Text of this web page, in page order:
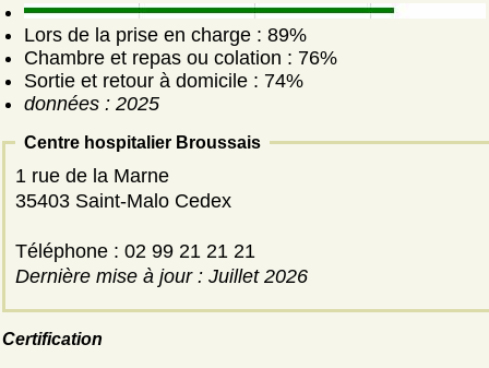
Lors de la prise en charge : 89%
Chambre et repas ou colation : 76%
Sortie et retour à domicile : 74%
données : 2025
Centre hospitalier Broussais
1 rue de la Marne
35403 Saint-Malo Cedex
Téléphone : 02 99 21 21 21
Dernière mise à jour : Juillet 2026
Certification